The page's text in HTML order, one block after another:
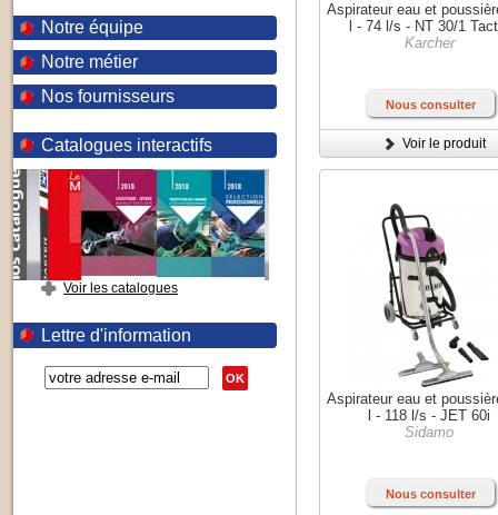
Notre équipe
Notre métier
Nos fournisseurs
Catalogues interactifs
Voir les catalogues
Lettre d'information
OK
Aspirateur eau et
l - 74 l/s - NT 30/1
Karcher
Nous consulter
Voir le produit
Aspirateur eau et
l - 118 l/s - JET 60i
Sidamo
Nous consulter